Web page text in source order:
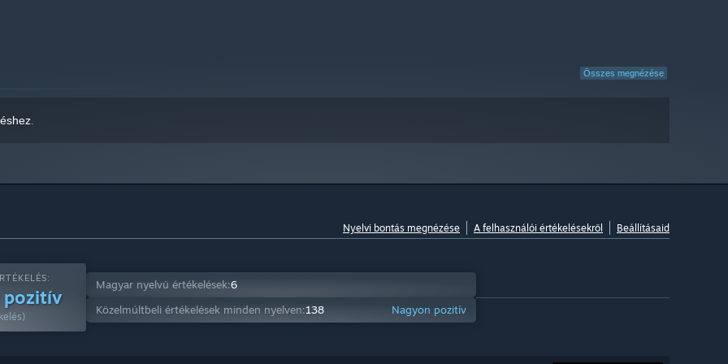
Összes megnézése
.
Nyelvi bontás megnézése A felhasználói értékelésekről Beállításaid
pozitív
Magyar nyelvű értékelések:6
Közelmúltbeli értékelések minden nyelven:138 Nagyon pozitív